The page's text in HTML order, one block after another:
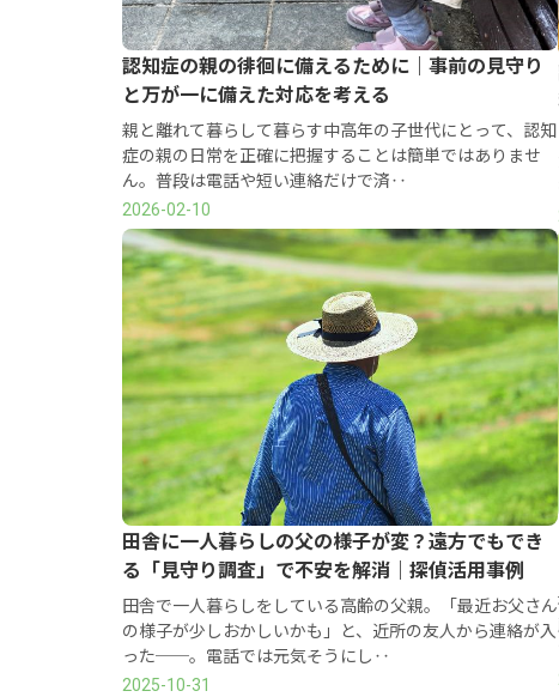
認知症の親の徘徊に備えるために｜事前の見守り
と万が一に備えた対応を考える
親と離れて暮らして暮らす中高年の子世代にとって、認知
症の親の日常を正確に把握することは簡単ではありませ
ん。普段は電話や短い連絡だけで済‥
2026-02-10
田舎に一人暮らしの父の様子が変？遠方でもでき
る「見守り調査」で不安を解消｜探偵活用事例
田舎で一人暮らしをしている高齢の父親。「最近お父さん
の様子が少しおかしいかも」と、近所の友人から連絡が入
った──。電話では元気そうにし‥
2025-10-31